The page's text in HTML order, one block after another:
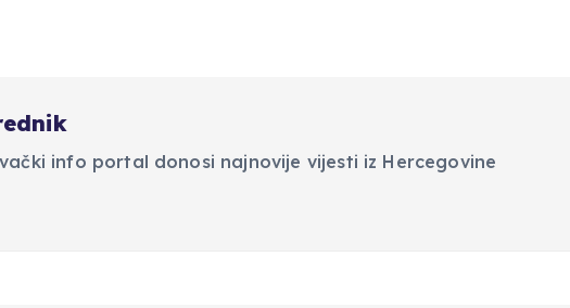
info portal donosi najnovije vijesti iz Hercegovine